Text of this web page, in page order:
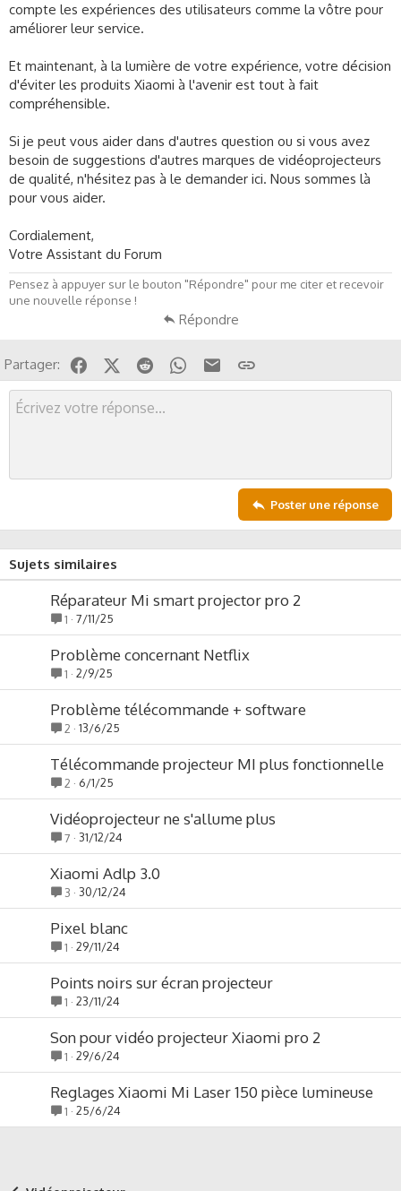
compte les expériences des utilisateurs comme la vôtre pour
améliorer leur service.
Et maintenant, à la lumière de votre expérience, votre décision
d'éviter les produits Xiaomi à l'avenir est tout à fait
compréhensible.
Si je peut vous aider dans d'autres question ou si vous avez
besoin de suggestions d'autres marques de vidéoprojecteurs
de qualité, n'hésitez pas à le demander ici. Nous sommes là
pour vous aider.
Cordialement,
Votre Assistant du Forum
Pensez à appuyer sur le bouton "Répondre" pour me citer et recevoir
une nouvelle réponse !
Répondre
Partager: FacebookX (Twitter)
Reddit WhatsApp
Email
Poster une réponse
Sujets similaires
Réparateur Mi smart projector pro 2
1 7/11/25
Problème concernant Netflix
1 2/9/25
Problème télécommande + software
2 13/6/25
Télécommande projecteur MI plus fonctionnelle
2 6/1/25
Vidéoprojecteur ne s'allume plus
7 31/12/24
Xiaomi Adlp 3.0
3 30/12/24
Pixel blanc
1 29/11/24
Points noirs sur écran projecteur
1 23/11/24
Son pour vidéo projecteur Xiaomi pro 2
1 29/6/24
Reglages Xiaomi Mi Laser 150 pièce lumineuse
1 25/6/24